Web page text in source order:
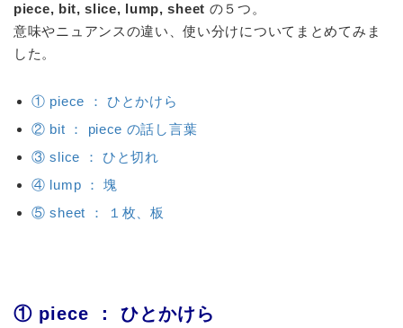
piece, bit, slice, lump, sheet の５つ。
意味やニュアンスの違い、使い分けについてまとめてみま
した。
① piece ： ひとかけら
② bit ： piece の話し言葉
③ slice ： ひと切れ
④ lump ： 塊
⑤ sheet ： １枚、板
① piece ： ひとかけら